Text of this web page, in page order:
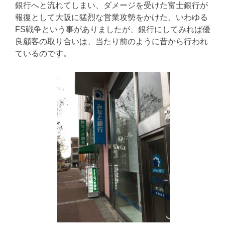
銀行へと流れてしまい、ダメージを受けた富士銀行が
報復として大阪に猛烈な営業攻勢をかけた、いわゆる
FS戦争という事がありましたが、銀行にしてみれば優
良顧客の取り合いは、当たり前のように昔から行われ
ているのです。